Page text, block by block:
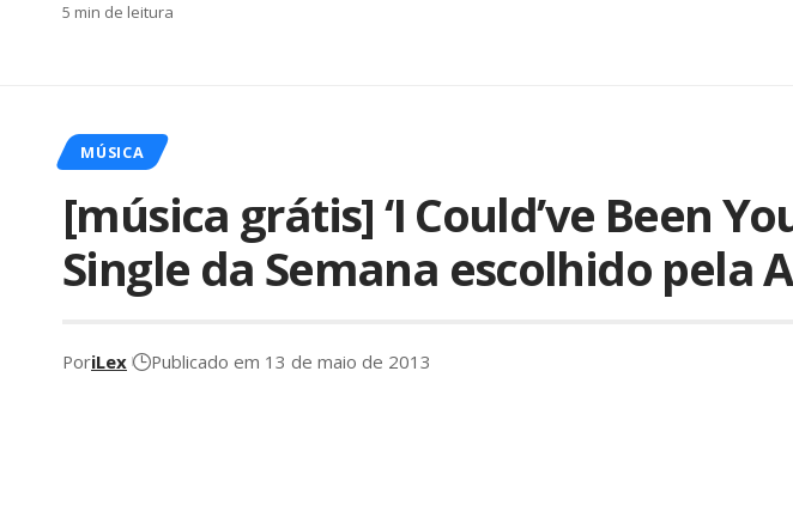
5 min de leitura
MÚSICA
[música grátis] ‘I Could’ve Been
Single da Semana escolhido pela
PoriLex Publicado em 13 de maio de 2013